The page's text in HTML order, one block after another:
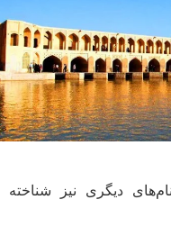
دیگری نیز شناخته